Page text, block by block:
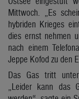
Mittwoch. „Es
hybriden Krieges
dies ernst nehmen
nach einem
Jeppe Kofod zu den
Das Gas tritt
„Leider kann das